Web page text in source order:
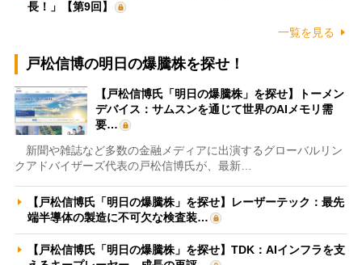
長！」【第9回】
一覧を見る
戸松信博の明日の爆騰株を探せ！
【戸松信博氏「明日の爆騰株」を探せ】トーメン
デバイス：サムスンを通じて世界のAIメモリ需
要…
新聞や雑誌など多数の金融メディアに出演するグローバルリン
クアドバイザーズ代表の戸松信博氏が、最新…
【戸松信博氏「明日の爆騰株」を探せ】レーザーテック：最先
端半導体の製造に不可欠な検査装…
【戸松信博氏「明日の爆騰株」を探せ】TDK：AIインフラを支